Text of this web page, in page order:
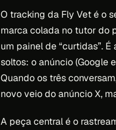
O tracking da Fly Vet é o
marca colada no tutor do
um painel de “curtidas”.
soltos: o anúncio (Google
Quando os três
novo veio do anúncio X,
A peça central é o